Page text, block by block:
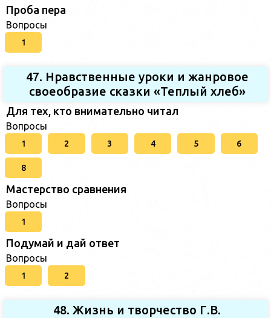
Проба пера
Вопросы
1
47. Нравственные уроки и жанровое
своеобразие сказки «Теплый хлеб»
Для тех, кто внимательно читал
Вопросы
1 2 3 4 5 6
8
Мастерство сравнения
Вопросы
1
Подумай и дай ответ
Вопросы
1 2
48. Жизнь и творчество Г.В.